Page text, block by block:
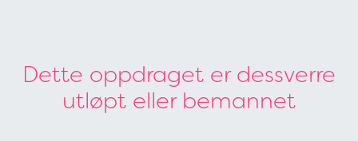
Dette oppdraget er dessverre
utløpt eller bemannet